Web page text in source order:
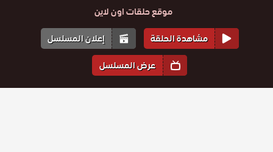
موقع حلقات اون لاين
مشاهدة الحلقة
إعلان المسلسل
عرض المسلسل